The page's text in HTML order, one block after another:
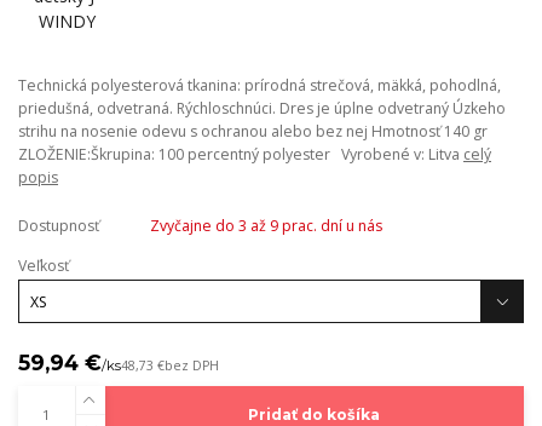
Technická polyesterová tkanina: prírodná strečová, mäkká, pohodlná,
priedušná, odvetraná. Rýchloschnúci. Dres je úplne odvetraný Úzkeho
strihu na nosenie odevu s ochranou alebo bez nej Hmotnosť 140 gr
ZLOŽENIE:Škrupina: 100 percentný polyester Vyrobené v: Litva celý
popis
Dostupnosť
Zvyčajne do 3 až 9 prac. dní u nás
Veľkosť
59,94 €/ks48,73 €bez DPH
Pridať do košíka